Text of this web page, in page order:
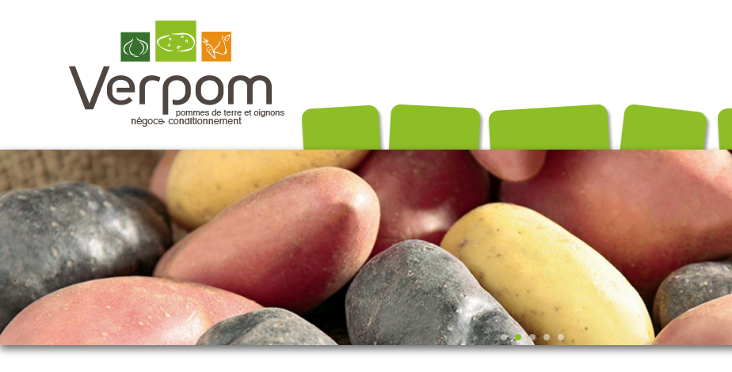
Nos variétésConditionnements Exportation Producteurs Recettes Contact